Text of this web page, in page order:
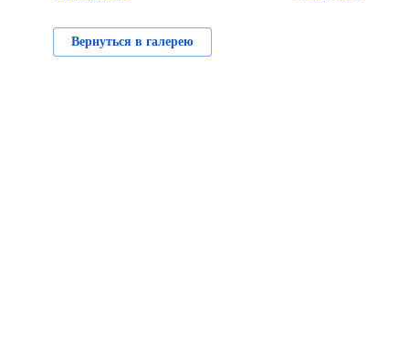
Вернуться в галерею